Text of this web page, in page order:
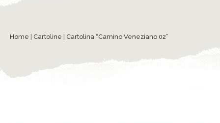
Home Cartoline | Cartolina “Camino Veneziano 02”